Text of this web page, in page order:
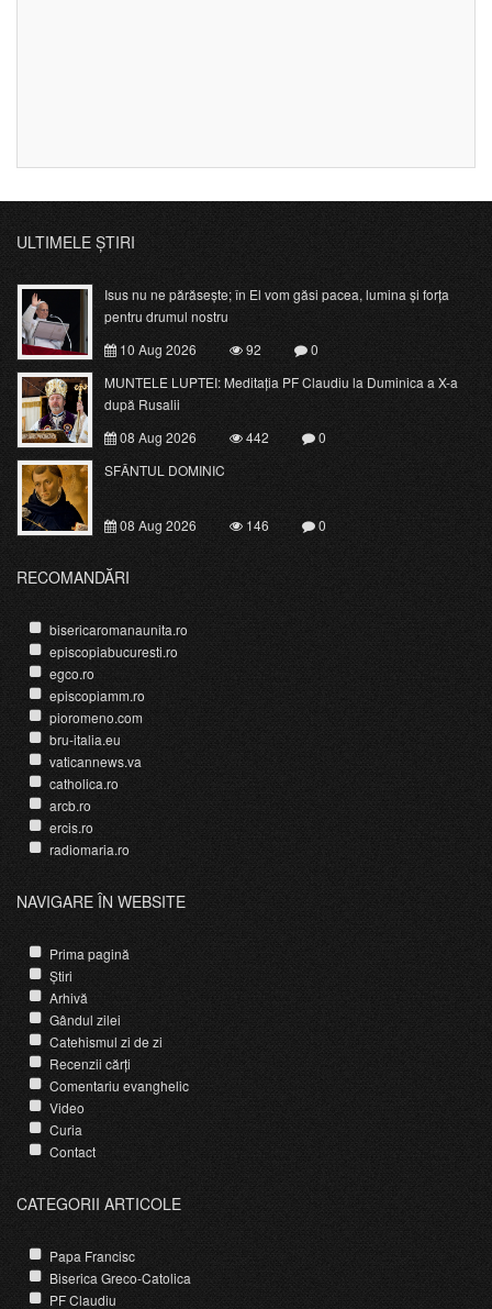
ULTIMELE ȘTIRI
Isus nu ne părăsește; în El vom găsi pacea, lumina și forța
pentru drumul nostru
10 Aug 2026
92
0
MUNTELE LUPTEI: Meditația PF Claudiu la Duminica a X-a
după Rusalii
08 Aug 2026
442
0
SFÂNTUL DOMINIC
08 Aug 2026 146 0
RECOMANDĂRI
bisericaromanaunita.ro
episcopiabucuresti.ro
egco.ro
episcopiamm.ro
pioromeno.com
bru-italia.eu
vaticannews.va
catholica.ro
arcb.ro
ercis.ro
radiomaria.ro
NAVIGARE ÎN WEBSITE
Prima pagină
Știri
Arhivă
Gândul zilei
Catehismul zi de zi
Recenzii cărți
Comentariu evanghelic
Video
Curia
Contact
CATEGORII ARTICOLE
Papa Francisc
Biserica Greco-Catolica
PF Claudiu